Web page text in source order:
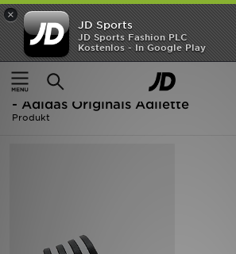
×
JD Sports
JD Sports Fashion PLC
Kostenlos - In Google Play
Startseite
Frauen
Frauen - Schwarz Spring
- Adidas Originals Adilette
Produkt
Startseite
ANGEBOTE
Marken
Kinder